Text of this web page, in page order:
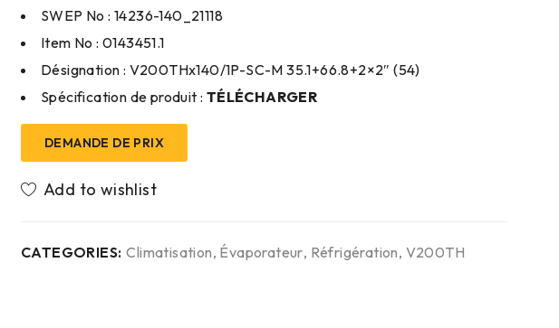
SWEP No : 14236-140_21118
Item No : 0143451.1
Désignation : V200THx140/1P-SC-M 35.1+66.8+2×2″ (54)
Spécification de produit : TÉLÉCHARGER
DEMANDE DE PRIX
CATEGORIES: Climatisation, Évaporateur, Réfrigération, V200TH